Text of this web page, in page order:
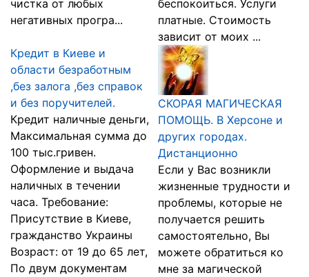
чистка от любых
негативных програ...
беспокоиться. Услуги
платные. Стоимость
зависит от моих ...
Кредит в Киеве и
области безработным
,без залога ,без справок
и без поручителей.
Кредит наличные деньги,
Максимальная сумма до
100 тыс.гривен.
Оформление и выдача
наличных в течении
часа. Требование:
Присутствие в Киеве,
гражданство Украины
Возраст: от 19 до 65 лет,
По двум документам
СКОРАЯ МАГИЧЕСКАЯ
ПОМОЩЬ. В Херсоне и
других городах.
Дистанционно
Если у Вас возникли
жизненные трудности и
проблемы, которые не
получается решить
самостоятельно, Вы
можете обратиться ко
мне за магической